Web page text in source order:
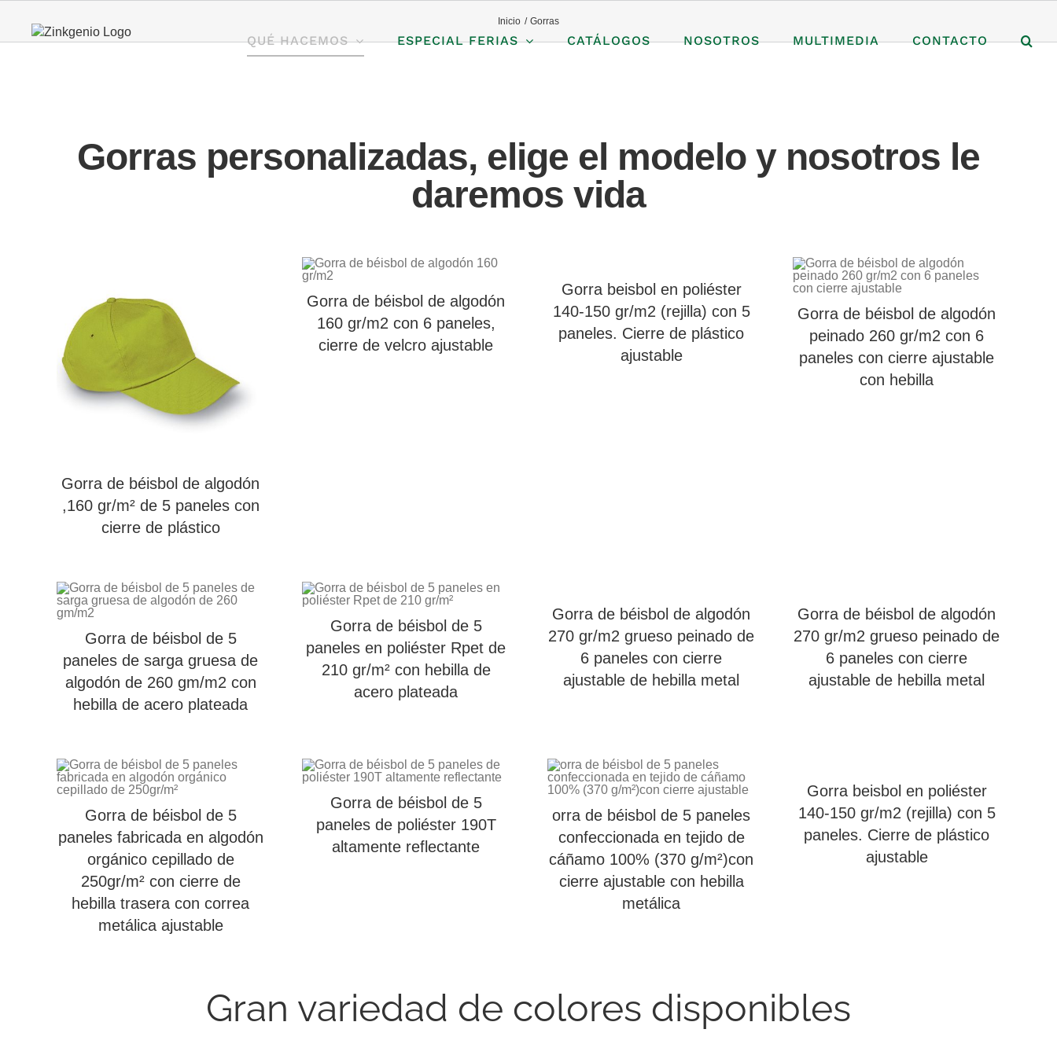
contenido
QUÉ HACEMOS ESPECIAL FERIAS CATÁLOGOS NOSOTROS MULTIMEDIA CONTACTO
Inicio Gorras
Gorras personalizadas, elige el modelo y nosotros le
daremos vida
Gorra de béisbol de algodón
,160 gr/m² de 5 paneles con
cierre de plástico
Gorra de béisbol de algodón
160 gr/m2 con 6 paneles,
cierre de velcro ajustable
Gorra beisbol en poliéster
140-150 gr/m2 (rejilla) con 5
paneles. Cierre de plástico
ajustable
Gorra de béisbol de algodón
peinado 260 gr/m2 con 6
paneles con cierre ajustable
con hebilla
Gorra de béisbol de 5
paneles de sarga gruesa de
algodón de 260 gm/m2 con
hebilla de acero plateada
Gorra de béisbol de 5
paneles en poliéster Rpet de
210 gr/m² con hebilla de
acero plateada
Gorra de béisbol de algodón
270 gr/m2 grueso peinado de
6 paneles con cierre
ajustable de hebilla metal
Gorra de béisbol de algodón
270 gr/m2 grueso peinado de
6 paneles con cierre
ajustable de hebilla metal
Gorra de béisbol de 5
paneles fabricada en algodón
orgánico cepillado de
250gr/m² con cierre de
hebilla trasera con correa
metálica ajustable
Gorra de béisbol de 5
paneles de poliéster 190T
altamente reflectante
orra de béisbol de 5 paneles
confeccionada en tejido de
cáñamo 100% (370 g/m²)con
cierre ajustable con hebilla
metálica
Gorra beisbol en poliéster
140-150 gr/m2 (rejilla) con 5
paneles. Cierre de plástico
ajustable
Gran variedad de colores disponibles